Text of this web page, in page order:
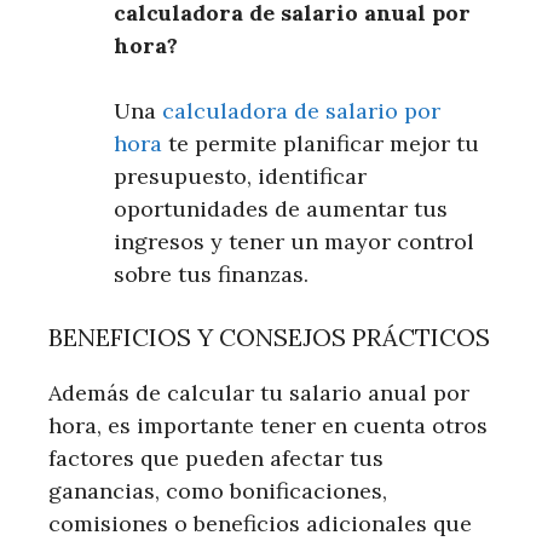
calculadora de salario anual por
hora?
Una calculadora de salario por
hora te permite planificar mejor tu
presupuesto, identificar
oportunidades de aumentar tus
ingresos y tener un mayor control
sobre tus finanzas.
BENEFICIOS Y CONSEJOS PRÁCTICOS
Además de calcular tu salario anual por
hora, es importante tener en cuenta otros
factores que pueden afectar tus
ganancias, como bonificaciones,
comisiones o beneficios adicionales que